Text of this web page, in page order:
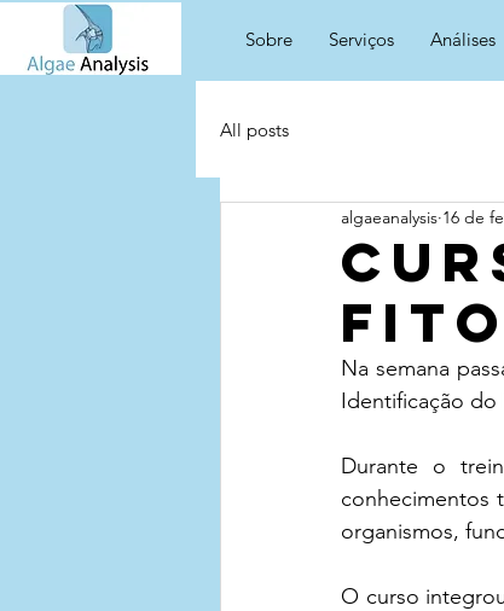
Sobre Serviços Análises
All posts
algaeanalysis 16 de
Na semana
Identificação do
Durante o
conhecimentos
O curso